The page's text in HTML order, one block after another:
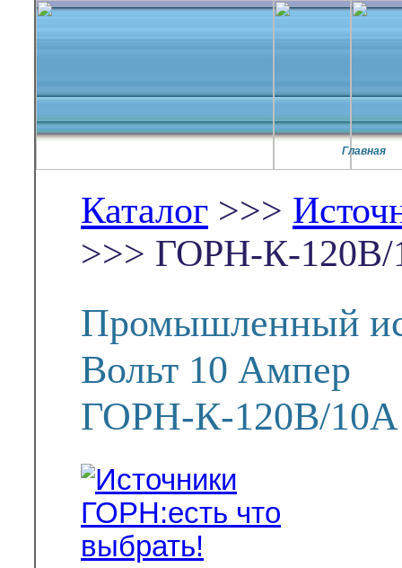
Главная
Каталог >>>
>>> ГОРН-К-120В/
Промышленный
Вольт 10 Ампер
ГОРН-К-120В/10А